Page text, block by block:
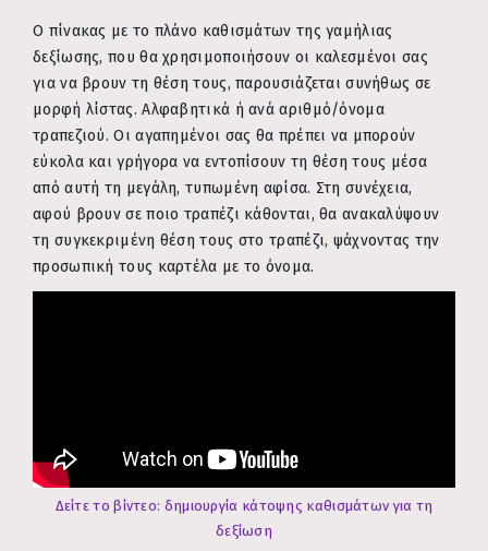
Ο πίνακας με το πλάνο καθισμάτων της γαμήλιας
δεξίωσης, που θα χρησιμοποιήσουν οι καλεσμένοι σας
για να βρουν τη θέση τους, παρουσιάζεται συνήθως σε
μορφή λίστας. Αλφαβητικά ή ανά αριθμό/όνομα
τραπεζιού. Οι αγαπημένοι σας θα πρέπει να μπορούν
εύκολα και γρήγορα να εντοπίσουν τη θέση τους μέσα
από αυτή τη μεγάλη, τυπωμένη αφίσα. Στη συνέχεια,
αφού βρουν σε ποιο τραπέζι κάθονται, θα ανακαλύψουν
τη συγκεκριμένη θέση τους στο τραπέζι, ψάχνοντας την
προσωπική τους καρτέλα με το όνομα.
Δείτε το βίντεο: δημιουργία κάτοψης καθισμάτων για τη
δεξίωση